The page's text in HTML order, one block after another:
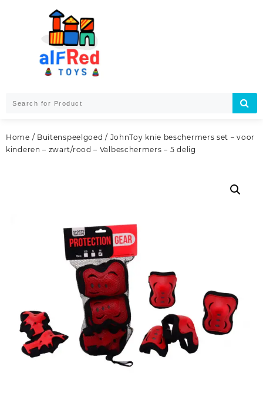
Home / Buitenspeelgoed / JohnToy knie beschermers set – voor
kinderen – zwart/rood – Valbeschermers – 5 delig